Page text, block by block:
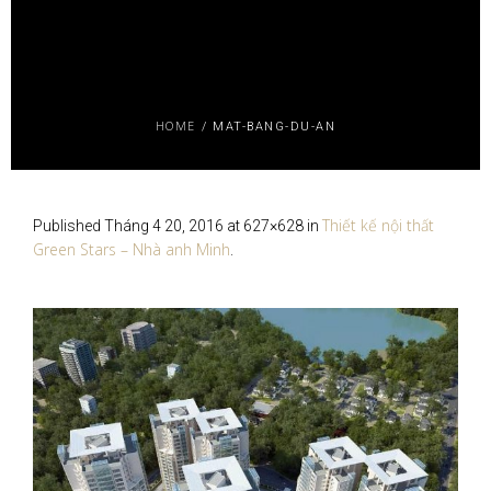
HOME / MAT-BANG-DU-AN
Published Tháng 4 20, 2016 at 627×628 in Thiết kế nội thất
Green Stars – Nhà anh Minh.